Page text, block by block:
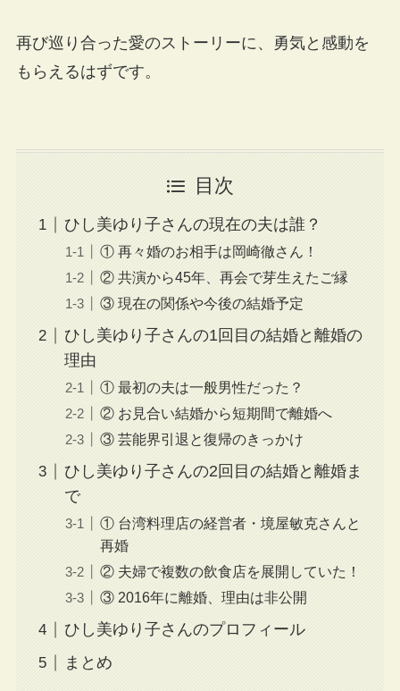
再び巡り合った愛のストーリーに、勇気と感動を
もらえるはずです。
目次
ひし美ゆり子さんの現在の夫は誰？
① 再々婚のお相手は岡崎徹さん！
② 共演から45年、再会で芽生えたご縁
③ 現在の関係や今後の結婚予定
ひし美ゆり子さんの1回目の結婚と離婚の
理由
① 最初の夫は一般男性だった？
② お見合い結婚から短期間で離婚へ
③ 芸能界引退と復帰のきっかけ
ひし美ゆり子さんの2回目の結婚と離婚ま
で
① 台湾料理店の経営者・境屋敏克さんと
再婚
② 夫婦で複数の飲食店を展開していた！
③ 2016年に離婚、理由は非公開
ひし美ゆり子さんのプロフィール
まとめ